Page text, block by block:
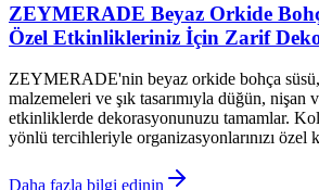
ZEYMERADE Beyaz Orkide
Özel Etkinlikleriniz İçin Zarif
ZEYMERADE'nin beyaz orkide bohça
malzemeleri ve şık tasarımıyla düğün, nişan
etkinliklerde dekorasyonunuzu tamamlar.
yönlü tercihleriyle organizasyonlarınızı özel
Daha fazla bilgi edinin